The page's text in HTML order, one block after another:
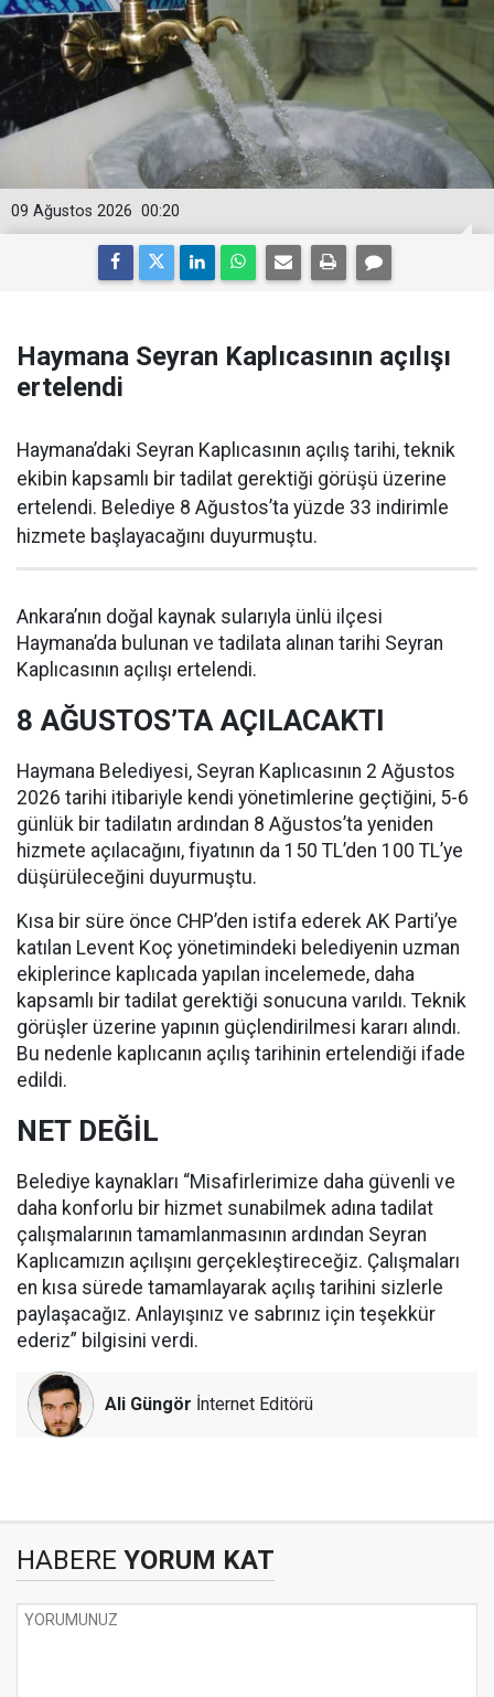
00:20
09 Ağustos 2026
Haymana Seyran Kaplıcasının açılışı
ertelendi
Haymana’daki Seyran Kaplıcasının açılış tarihi, teknik
ekibin kapsamlı bir tadilat gerektiği görüşü üzerine
ertelendi. Belediye 8 Ağustos’ta yüzde 33 indirimle
hizmete başlayacağını duyurmuştu.
Ankara’nın doğal kaynak sularıyla ünlü ilçesi
Haymana’da bulunan ve tadilata alınan tarihi Seyran
Kaplıcasının açılışı ertelendi.
8 AĞUSTOS’TA AÇILACAKTI
Haymana Belediyesi, Seyran Kaplıcasının 2 Ağustos
2026 tarihi itibariyle kendi yönetimlerine geçtiğini, 5-6
günlük bir tadilatın ardından 8 Ağustos’ta yeniden
hizmete açılacağını, fiyatının da 150 TL’den 100 TL’ye
düşürüleceğini duyurmuştu.
Kısa bir süre önce CHP’den istifa ederek AK Parti’ye
katılan Levent Koç yönetimindeki belediyenin uzman
ekiplerince kaplıcada yapılan incelemede, daha
kapsamlı bir tadilat gerektiği sonucuna varıldı. Teknik
görüşler üzerine yapının güçlendirilmesi kararı alındı.
Bu nedenle kaplıcanın açılış tarihinin ertelendiği ifade
edildi.
NET DEĞİL
Belediye kaynakları “Misafirlerimize daha güvenli ve
daha konforlu bir hizmet sunabilmek adına tadilat
çalışmalarının tamamlanmasının ardından Seyran
Kaplıcamızın açılışını gerçekleştireceğiz. Çalışmaları
en kısa sürede tamamlayarak açılış tarihini sizlerle
paylaşacağız. Anlayışınız ve sabrınız için teşekkür
ederiz” bilgisini verdi.
Ali Güngör İnternet Editörü
HABERE YORUM KAT